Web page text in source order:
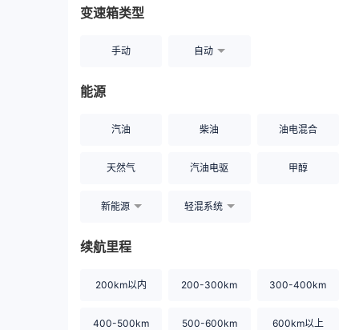
变速箱类型
手动 自动
能源
汽油 柴油 油电混合
天然气 汽油电驱 甲醇
新能源 轻混系统
续航里程
200km以内 200-300km 300-400km
400-500km 500-600km 600km以上